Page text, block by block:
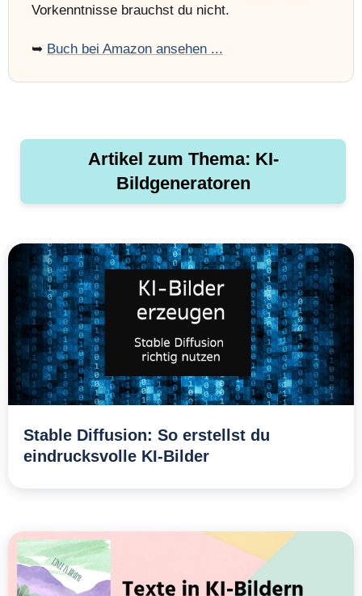
Vorkenntnisse brauchst du nicht.
➥ Buch bei Amazon ansehen ...
Artikel zum Thema: KI-
Bildgeneratoren
Stable Diffusion: So erstellst du
eindrucksvolle KI-Bilder